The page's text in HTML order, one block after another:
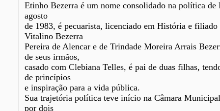
Etinho Bezerra é um nome consolidado na política
agosto
de 1983, é pecuarista, licenciado em História e
Vitalino Bezerra
Pereira de Alencar e de Trindade Moreira Arrais
de seus irmãos,
casado com Clebiana Telles, é pai de duas filhas,
de princípios
e inspiração para a vida pública.
Sua trajetória política teve início na Câmara
por dois